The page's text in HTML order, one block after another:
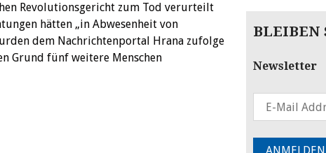
Revolutionsgericht zum Tod verurteilt
hätten „in Abwesenheit von
dem Nachrichtenportal Hrana zufolge
Grund fünf weitere Menschen
BLEIBEN
Newsletter